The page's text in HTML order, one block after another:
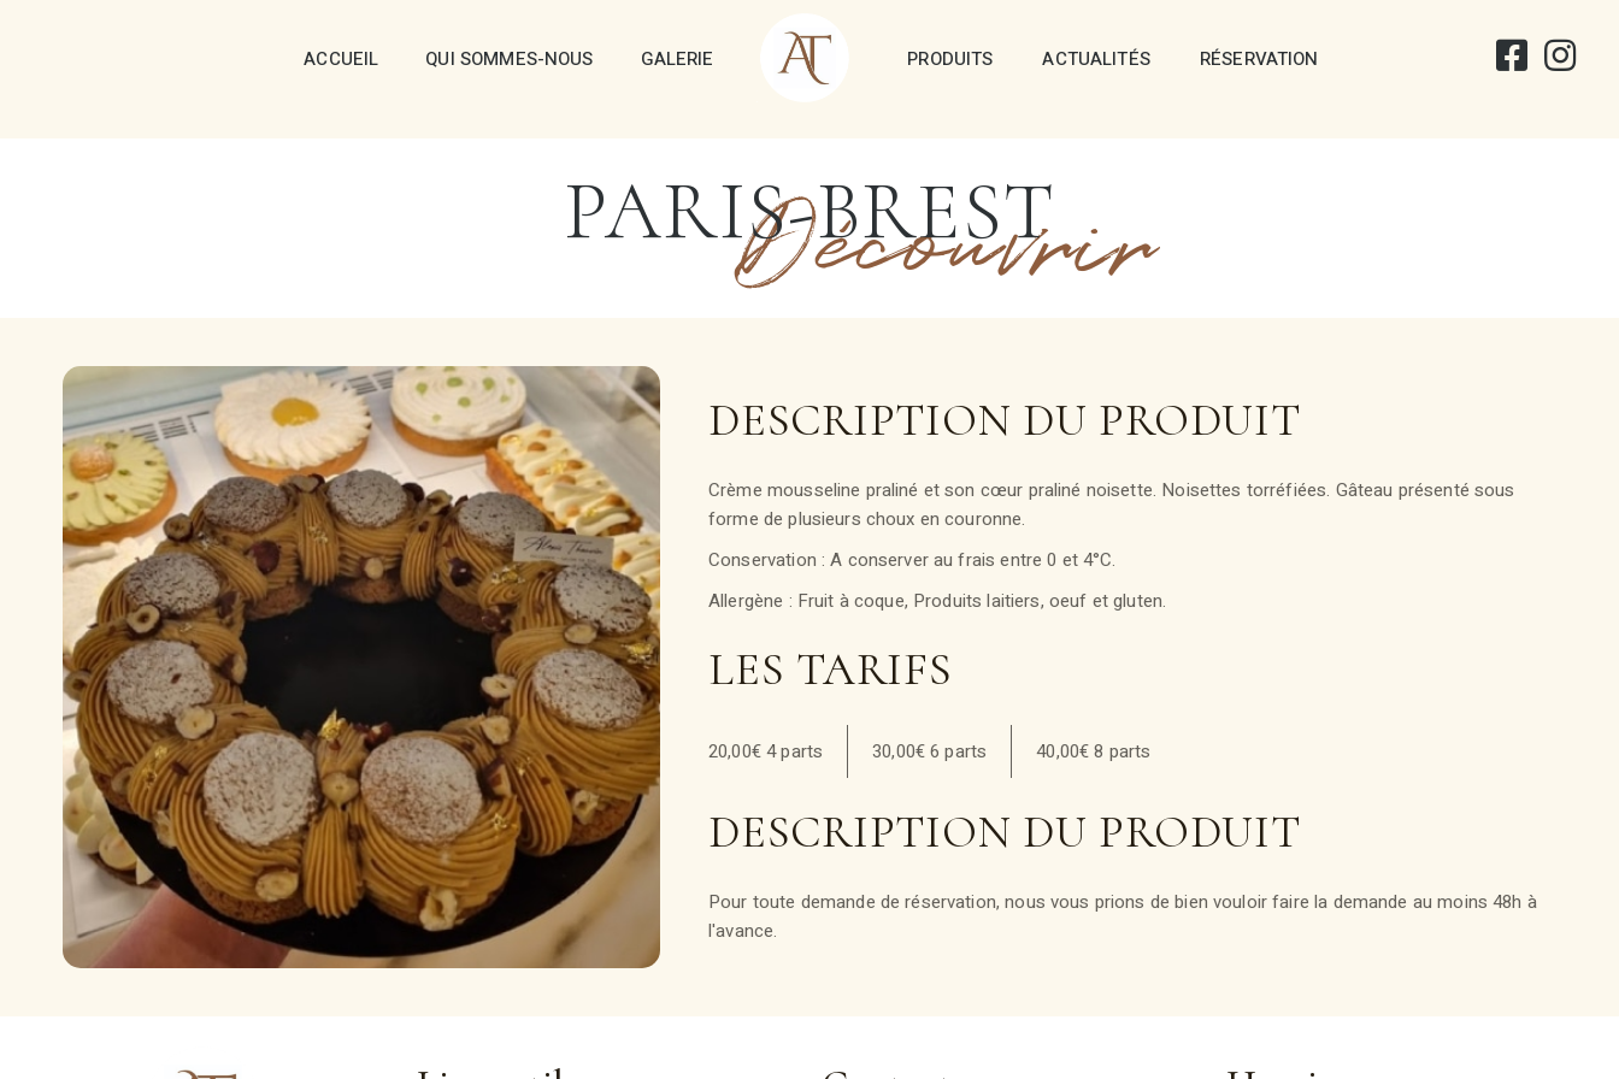
ACCUEIL QUI SOMMES-NOUS GALERIE PRODUITS ACTUALITÉS RÉSERVATION
PARIS-BREST
Découvrir
DESCRIPTION DU PRODUIT
Crème mousseline praliné et son cœur praliné noisette. Noisettes torréfiées. Gâteau présenté sous
forme de plusieurs choux en couronne.
Conservation : A conserver au frais entre 0 et 4°C.
Allergène : Fruit à coque, Produits laitiers, oeuf et gluten.
LES TARIFS
20,00€ 4 parts 30,00€ 6 parts 40,00€ 8 parts
DESCRIPTION DU PRODUIT
Pour toute demande de réservation, nous vous prions de bien vouloir faire la demande au moins 48h à
l'avance.